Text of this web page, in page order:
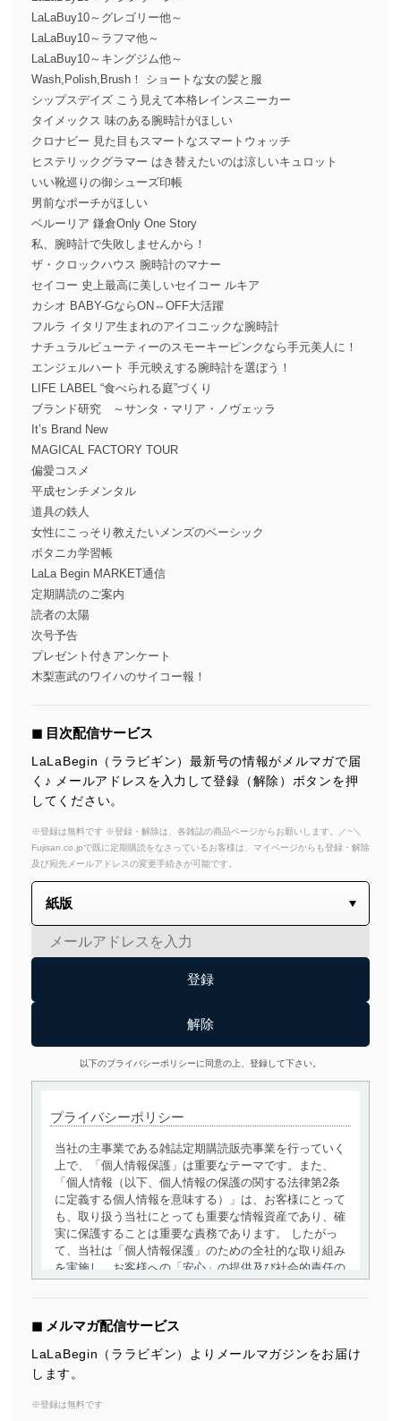
LaLaBuy10～グレゴリー他～
LaLaBuy10～ラフマ他～
LaLaBuy10～キングジム他～
Wash,Polish,Brush！ ショートな女の髪と服
シップスデイズ こう見えて本格レインスニーカー
タイメックス 味のある腕時計がほしい
クロナビー 見た目もスマートなスマートウォッチ
ヒステリックグラマー はき替えたいのは涼しいキュロット
いい靴巡りの御シューズ印帳
男前なポーチがほしい
ベルーリア 鎌倉Only One Story
私、腕時計で失敗しませんから！
ザ・クロックハウス 腕時計のマナー
セイコー 史上最高に美しいセイコー ルキア
カシオ BABY-GならON⇔OFF大活躍
フルラ イタリア生まれのアイコニックな腕時計
ナチュラルビューティーのスモーキーピンクなら手元美人に！
エンジェルハート 手元映えする腕時計を選ぼう！
LIFE LABEL “食べられる庭”づくり
ブランド研究 ～サンタ・マリア・ノヴェッラ
It’s Brand New
MAGICAL FACTORY TOUR
偏愛コスメ
平成センチメンタル
道具の鉄人
女性にこっそり教えたいメンズのベーシック
ボタニカ学習帳
LaLa Begin MARKET通信
定期購読のご案内
読者の太陽
次号予告
プレゼント付きアンケート
木梨憲武のワイハのサイコー報！
◼︎ 目次配信サービス
LaLaBegin（ララビギン）最新号の情報がメルマガで届
く♪ メールアドレスを入力して登録（解除）ボタンを押
してください。
※登録は無料です ※登録・解除は、各雑誌の商品ページからお願いします。／~＼
Fujisan.co.jpで既に定期購読をなさっているお客様は、マイページからも登録・解除
及び宛先メールアドレスの変更手続きが可能です。
以下のプライバシーポリシーに同意の上、登録して下さい。
プライバシーポリシー
当社の主事業である雑誌定期購読販売事業を行っていく
上で、「個人情報保護」は重要なテーマです。また、
「個人情報（以下、個人情報の保護の関する法律第2条
に定義する個人情報を意味する）」は、お客様にとって
も、取り扱う当社にとっても重要な情報資産であり、確
実に保護することは重要な責務であります。 したがっ
て、当社は「個人情報保護」のための全社的な取り組み
を実施し、お客様への「安心」の提供及び社会的責任の
個人情報の取得・利用・提供について
当社は、個人情報の取得・利用・提供に際して、その利
用目的を明確にし、本人の同意を得たうえで利用目的の
達成に必要な範囲内で適法かつ公正な手段によって取
得・利用・提供を行います。また、当社が保有している
◼︎ メルマガ配信サービス
LaLaBegin（ララビギン）よりメールマガジンをお届け
します。
※登録は無料です